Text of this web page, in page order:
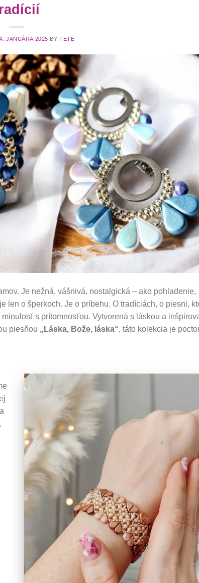
JANUÁRA 2025 BYTETE
Je nežná, vášnivá, nostalgická – ako pohladenie,
len o šperkoch. Je o príbehu. O tradíciách, o piesni,
s prítomnosťou. Vytvorená s láskou a
piesňou „Láska, Bože, láska“, táto kolekcia je